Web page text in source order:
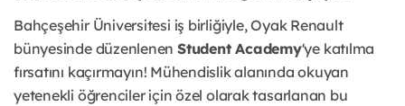
Bahçeşehir Üniversitesi iş birliğiyle, Oyak Renault
bünyesinde düzenlenenStudent Academy'ye katılma
fırsatını kaçırmayın! Mühendislik alanında okuyan
yetenekli öğrenciler için özel olarak tasarlanan bu